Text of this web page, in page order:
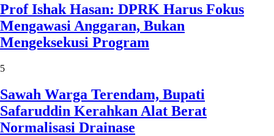
Prof Ishak Hasan: DPRK Harus Fokus
Mengawasi Anggaran, Bukan
Mengeksekusi Program
5
Sawah Warga Terendam, Bupati
Safaruddin Kerahkan Alat Berat
Normalisasi Drainase